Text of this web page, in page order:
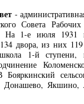
-
Совета
На 1-е июля 1931
двора, из них 119
1-й
Бояркинский
Донашево, Якшино,